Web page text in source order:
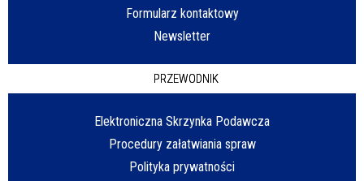
Formularz kontaktowy
Newsletter
PRZEWODNIK
Elektroniczna Skrzynka Podawcza
Procedury załatwiania spraw
Polityka prywatności